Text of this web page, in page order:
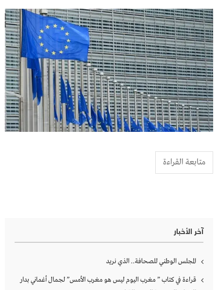
متابعة القراءة
آخر الأخبار
المجلس الوطني للصحافة.. الذي نريد
قراءة في كتاب ” مغرب اليوم ليس هو مغرب الأمس” لجمال أغماني بدار